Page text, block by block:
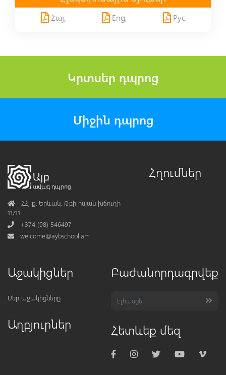
Հայ, Eng, Рус
Կրտսեր դպրոց
Միջին դպրոց
AddressՀՀ, ք․ Երևան, Թբիլիսյան խճուղի
11/11
Phone+374 (98) 546497
Mail
welcome@aybschool.am
Հղումներ
Աջակիցներ
Մեր աջակիցները
Աղբյուրներ
Բաժանորդագրվեք
Հետևեք մեզ